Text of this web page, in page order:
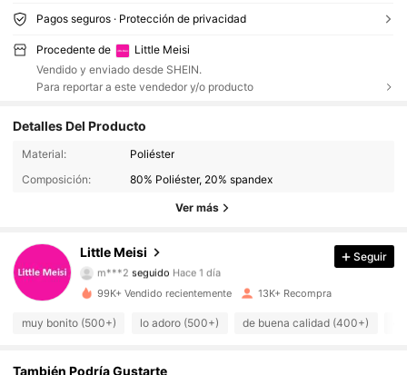
Pagos seguros · Protección de privacidad
Procedente de
Little Meisi
Vendido y enviado desde SHEIN.
Para reportar a este vendedor y/o producto
Detalles Del Producto
Material:
Poliéster
Composición:
80% Poliéster, 20% spandex
Ver más
Little Meisi
1.3K Seguidores
1.3K Seguidores
4.80
m***2 seguido Hace 1 día
4.80
4.80 1.3K Seguidores
4.80 1.3K Seguidores
Seguir
99K+ Vendido recientemente 13K+ Recompra
muy bonito (500+) lo adoro (500+) de buena calidad (400+)
También Podría Gustarte